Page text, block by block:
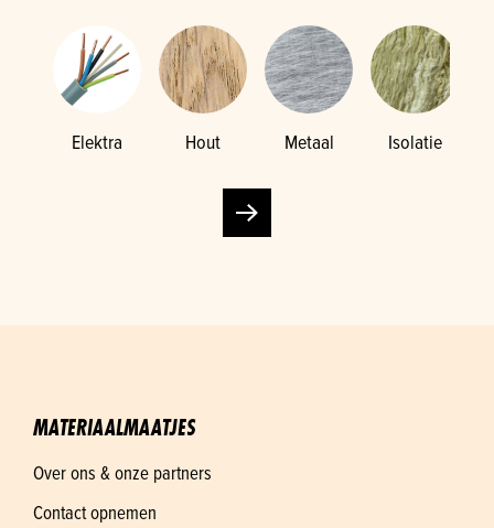
Elektra Hout Metaal Isolatie
MATERIAALMAATJES
Over ons & onze partners
Contact opnemen